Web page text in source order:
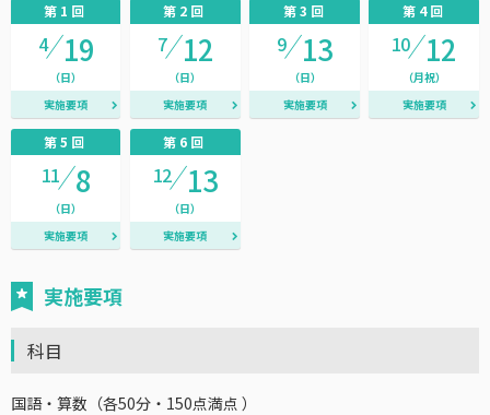
第1回
4 19
（日）
実施要項
第2回
7 12
（日）
実施要項
第3回
9 13
（日）
実施要項
第4回
10 12
（月祝）
実施要項
第5回
11 8
（日）
実施要項
第6回
12 13
（日）
実施要項
実施要項
科目
国語・算数（各50分・150点満点 ）